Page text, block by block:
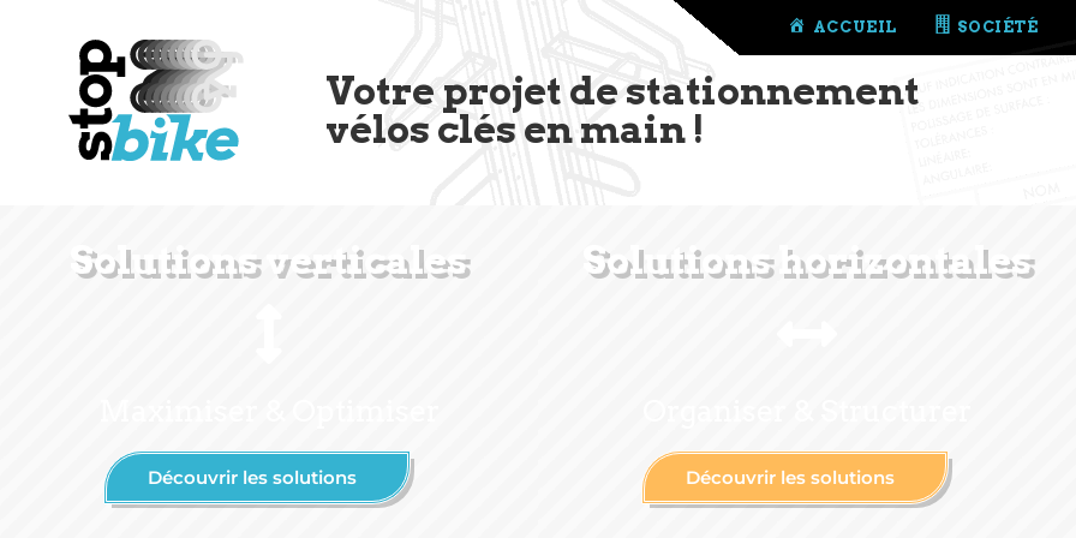
ACCUEIL SOCIÉTÉ
Votre projet de stationnement
vélos clés en main !
Solutions verticales
Découvrir les solutions
Solutions horizontales
Découvrir les solutions